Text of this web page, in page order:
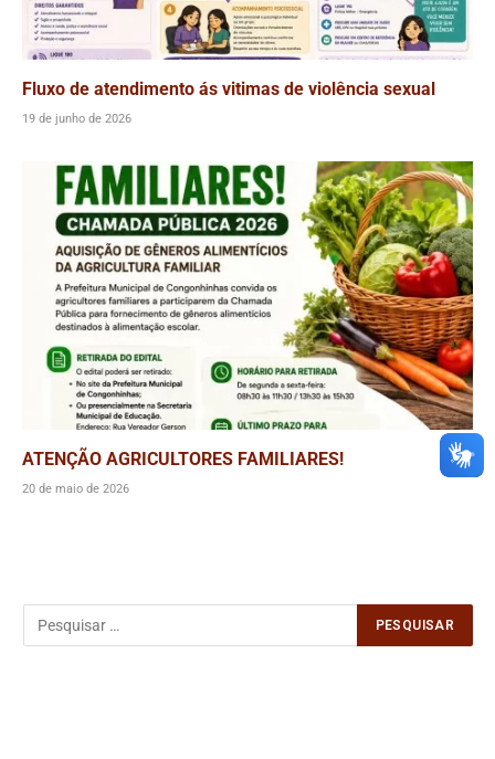
Fluxo de atendimento ás vitimas de violência sexual
19 de junho de 2026
ATENÇÃO AGRICULTORES FAMILIARES!
20 de maio de 2026